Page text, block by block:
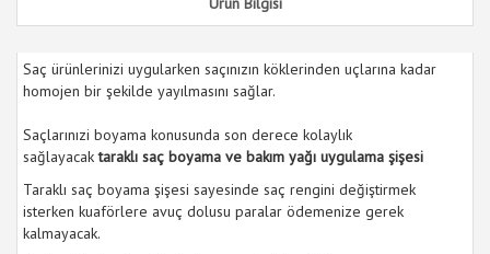
Saç ürünlerinizi uygularken saçınızın köklerinden uçlarına kadar
homojen bir şekilde yayılmasını sağlar.
Saçlarınızi boyama konusunda son derece kolaylık
sağlayacaktaraklı saç boyama ve bakım yağı uygulama şişesi
Taraklı saç boyama şişesi sayesinde saç rengini değiştirmek
isterken kuaförlere avuç dolusu paralar ödemenize gerek
kalmayacak.